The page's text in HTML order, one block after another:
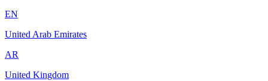
EN
United Arab Emirates
AR
United Kingdom